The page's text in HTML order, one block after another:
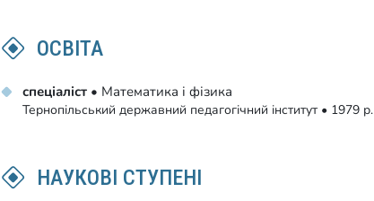
ОСВІТА
спеціаліст • Математика і фізика
Тернопільський державний педагогічний інститут • 1979 р.
НАУКОВІ СТУПЕНІ